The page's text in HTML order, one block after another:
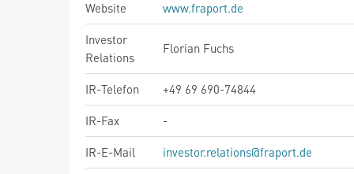
Website
www.fraport.de
Investor
Relations
Florian Fuchs
IR-Telefon
+49 69 690-74844
IR-Fax
-
IR-E-Mail
investor.relations@fraport.de